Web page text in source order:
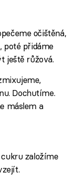
očištěná,
poté přidáme
ještě růžová.
Dochutíme.
máslem a
založíme